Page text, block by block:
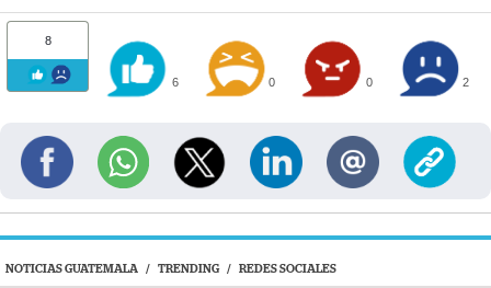
8
6 0 0 2
NOTICIAS GUATEMALA / TRENDING / REDES SOCIALES